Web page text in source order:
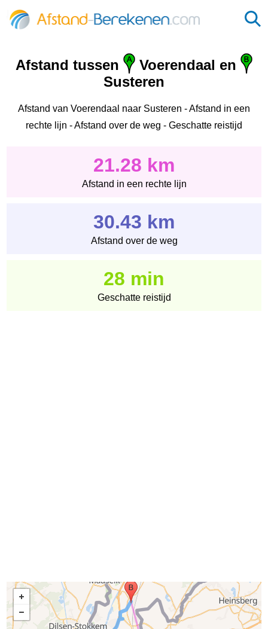
Afstand tussen
Voerendaal en
Susteren
Afstand van Voerendaal naar Susteren - Afstand in een
rechte lijn - Afstand over de weg - Geschatte reistijd
21.28 km
Afstand in een rechte lijn
30.43 km
Afstand over de weg
28 min
Geschatte reistijd